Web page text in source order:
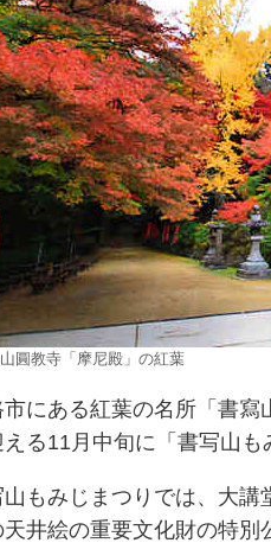
圓教寺「摩尼殿」の紅葉
市にある紅葉の名所「書寫
える11月中旬に「書写山も
もみじまつりでは、大講
井絵の重要文化財の特別